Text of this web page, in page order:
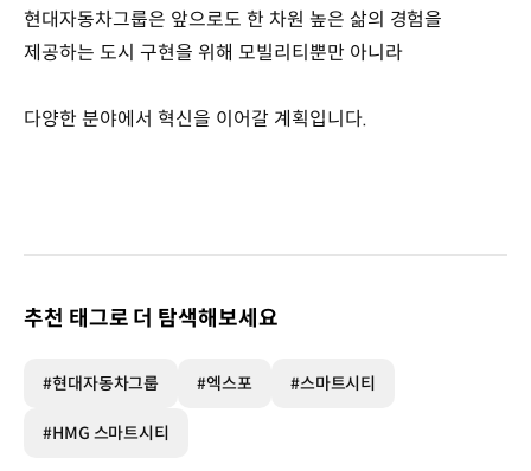
현대자동차그룹은 앞으로도 한 차원 높은 삶의 경험을
제공하는 도시 구현을 위해 모빌리티뿐만 아니라
다양한 분야에서 혁신을 이어갈 계획입니다.
추천 태그로 더 탐색해보세요
#현대자동차그룹 #엑스포 #스마트시티
#HMG 스마트시티